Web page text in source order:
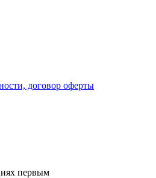
договор оферты
первым